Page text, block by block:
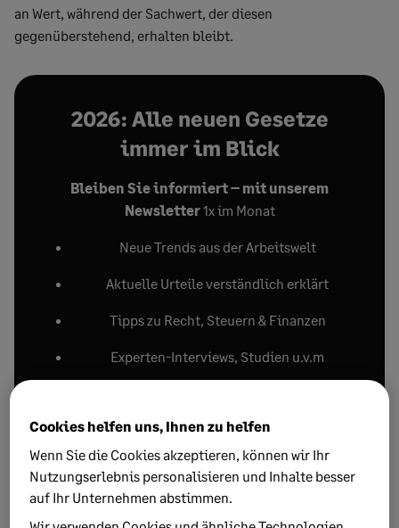
an Wert, während der Sachwert, der diesen
gegenüberstehend, erhalten bleibt.
2026: Alle neuen Gesetze
immer im Blick
Bleiben Sie informiert – mit unserem
Newsletter1x im Monat
Neue Trends aus der Arbeitswelt
Aktuelle Urteile verständlich erklärt
Tipps zu Recht, Steuern & Finanzen
Experten-Interviews, Studien u.v.m
Newsletter abonnieren
Cookies helfen uns, Ihnen zu helfen
Wenn Sie die Cookies akzeptieren, können wir Ihr
Nutzungserlebnis personalisieren und Inhalte besser
auf Ihr Unternehmen abstimmen.